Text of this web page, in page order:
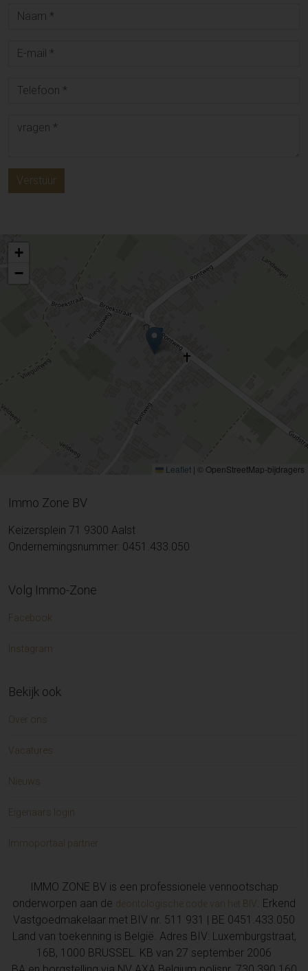
Verstuur
+
−
Leaflet | © OpenStreetMap-bijdragers
Immo Zone BV
Keizersplein 71 9300 Aalst
Ondernemingsnummer: 0451.433.050
Volg Immo-Zone
Facebook
Instagram
Bekijk ook
Over ons
Vacatures
Nieuws
Eigenaars login
Immoportaal partner
IMMO ZONE BV is een professionele vennootschap
onderworpen aan de deontologische code van het BIV
. Erkend
Vastgoedmakelaar met BIV nr. 511 931 | BE 0451.433.050
Land van toekenning is België. Adres BIV: Luxemburgstraat,
16B, 1000 BRUSSEL. KB van 27 september 2006